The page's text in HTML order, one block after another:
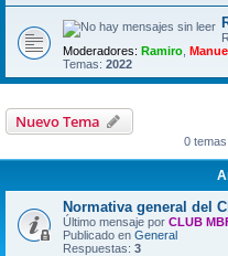
Moderadores: Ramiro
Temas: 2022
Nuevo Tema
0 temas
Normativa general del
Último mensaje por CLUB
Publicado en General
Respuestas: 3